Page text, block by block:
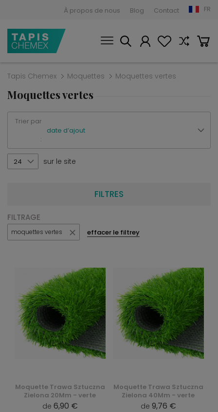
À propos de nous Blog Contact FR
Tapis Chemex Moquettes Moquettes vertes
Moquettes vertes
Trier par
:
date d’ajout
24 sur le site
FILTRES
FILTRAGE
moquettes vertes effacer le filtrey
Moquette Trawa Sztuczna
Zielona 20Mm - verte
de 6,90 €
Moquette Trawa Sztuczna
Zielona 40Mm - verte
de 9,76 €